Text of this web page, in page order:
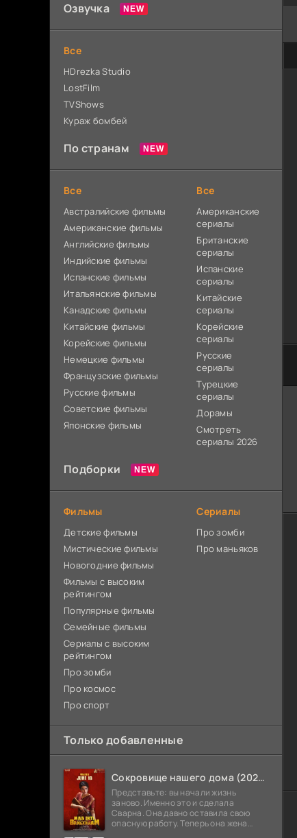
Озвучка
Все
HDrezka Studio
LostFilm
TVShows
Кураж бомбей
По странам
Все
Австралийские фильмы
Американские фильмы
Английские фильмы
Индийские фильмы
Испанские фильмы
Итальянские фильмы
Канадские фильмы
Китайские фильмы
Корейские фильмы
Немецкие фильмы
Французские фильмы
Русские фильмы
Советские фильмы
Японские фильмы
Все
Американские
сериалы
Британские
сериалы
Испанские
сериалы
Китайские
сериалы
Корейские
сериалы
Русские
сериалы
Турецкие
сериалы
Дорамы
Смотреть
сериалы 2026
Подборки
Фильмы
Детские фильмы
Мистические фильмы
Новогодние фильмы
Фильмы с высоким
рейтингом
Популярные фильмы
Семейные фильмы
Сериалы с высоким
рейтингом
Про зомби
Про космос
Про спорт
Сериалы
Про зомби
Про маньяков
Только добавленные
Сокровище нашего дома (2026)
Представьте: вы начали жизнь
заново. Именно это и сделала
Сварна. Она давно оставила свою
опасную работу. Теперь она жена